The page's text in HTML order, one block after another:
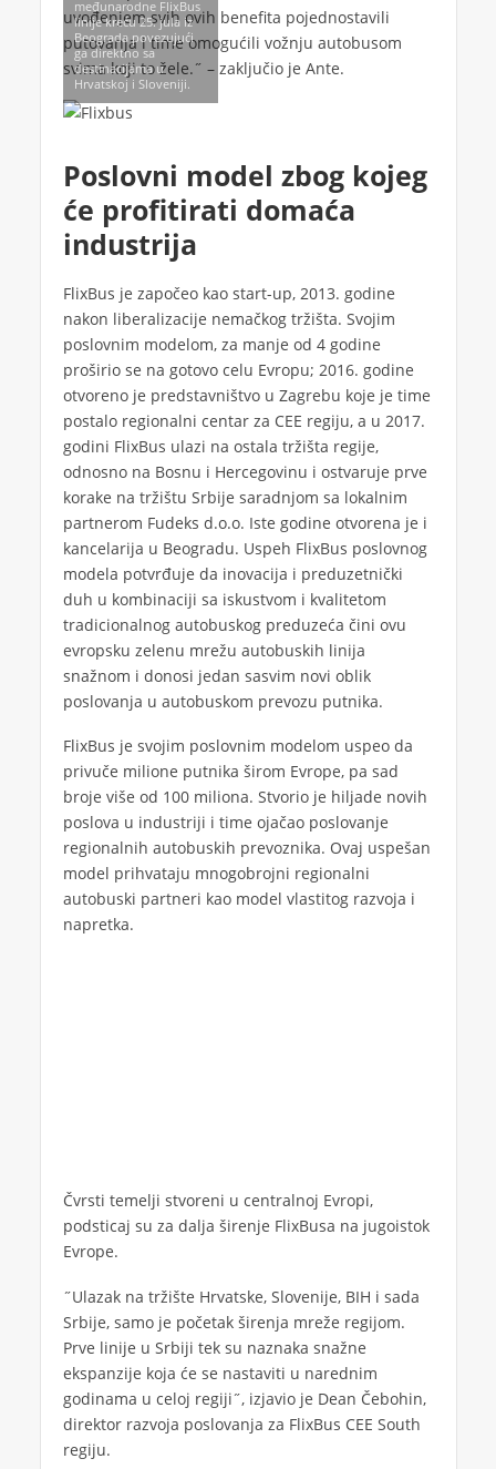
uvođenjem svih ovih benefita pojednostavili
putovanja i time omogućili vožnju autobusom
svima koji to žele.˝ – zaključio je Ante.
međunarodne FlixBus
linije kreću 25. jula iz
Beograda povezujući
ga direktno sa
destinacijama u
Hrvatskoj i Sloveniji.
Poslovni model zbog kojeg
će profitirati domaća
industrija
FlixBus je započeo kao start-up, 2013. godine
nakon liberalizacije nemačkog tržišta. Svojim
poslovnim modelom, za manje od 4 godine
proširio se na gotovo celu Evropu; 2016. godine
otvoreno je predstavništvo u Zagrebu koje je time
postalo regionalni centar za CEE regiju, a u 2017.
godini FlixBus ulazi na ostala tržišta regije,
odnosno na Bosnu i Hercegovinu i ostvaruje prve
korake na tržištu Srbije saradnjom sa lokalnim
partnerom Fudeks d.o.o. Iste godine otvorena je i
kancelarija u Beogradu. Uspeh FlixBus poslovnog
modela potvrđuje da inovacija i preduzetnički
duh u kombinaciji sa iskustvom i kvalitetom
tradicionalnog autobuskog preduzeća čini ovu
evropsku zelenu mrežu autobuskih linija
snažnom i donosi jedan sasvim novi oblik
poslovanja u autobuskom prevozu putnika.
FlixBus je svojim poslovnim modelom uspeo da
privuče milione putnika širom Evrope, pa sad
broje više od 100 miliona. Stvorio je hiljade novih
poslova u industriji i time ojačao poslovanje
regionalnih autobuskih prevoznika. Ovaj uspešan
model prihvataju mnogobrojni regionalni
autobuski partneri kao model vlastitog razvoja i
napretka.
Čvrsti temelji stvoreni u centralnoj Evropi,
podsticaj su za dalja širenje FlixBusa na jugoistok
Evrope.
˝Ulazak na tržište Hrvatske, Slovenije, BIH i sada
Srbije, samo je početak širenja mreže regijom.
Prve linije u Srbiji tek su naznaka snažne
ekspanzije koja će se nastaviti u narednim
godinama u celoj regiji˝, izjavio je Dean Čebohin,
direktor razvoja poslovanja za FlixBus CEE South
regiju.